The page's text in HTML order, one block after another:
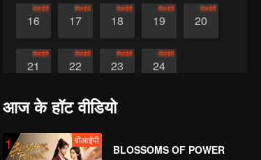
16
वीआईपी
17
वीआईपी
18
वीआईपी
19
वीआईपी
20
वीआईपी
21
वीआईपी
22
वीआईपी
23
वीआईपी
24
वीआईपी
आज के हॉट वीडियो
1 वीआईपी
BLOSSOMS OF POWER